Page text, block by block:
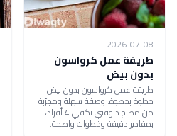
2026-07-08
طريقة عمل كرواسون
بدون بيض
طريقة عمل كرواسون بدون بيض
خطوة بخطوة. وصفة سهلة ومجرّبة
من مطبخ دلوقتي تكفي 4 أفراد،
بمقادير دقيقة وخطوات واضحة.